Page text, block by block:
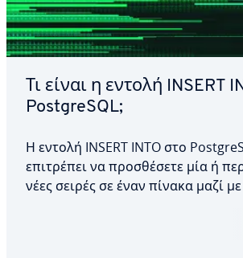
Τι είναι η εντολή INSERT
PostgreSQL;
Η εντολή INSERT INTO στο
επιτρέπει να προσθέσετε μία ή
νέες σειρές σε έναν πίνακα μαζί με
παραμέτρους που